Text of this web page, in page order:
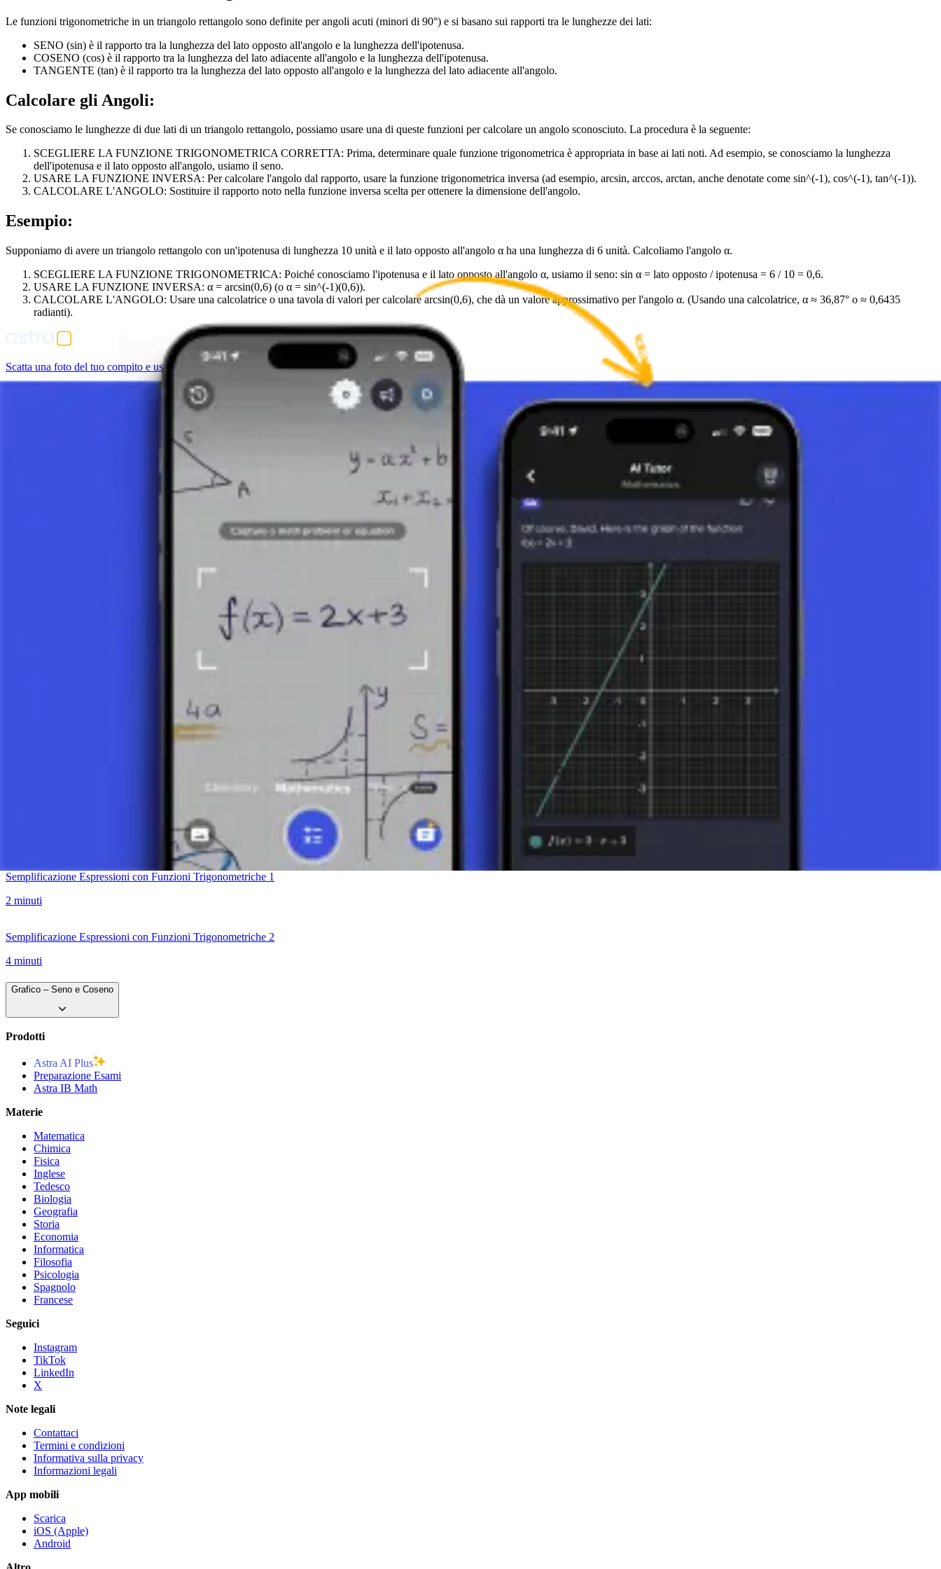
Le funzioni trigonometriche in un triangolo rettangolo sono definite per angoli acuti (minori di 90°) e si basano sui rapporti tra le lunghezze dei lati:
SENO (sin) è il rapporto tra la lunghezza del lato opposto all'angolo e la lunghezza dell'ipotenusa.
COSENO (cos) è il rapporto tra la lunghezza del lato adiacente all'angolo e la lunghezza dell'ipotenusa.
TANGENTE (tan) è il rapporto tra la lunghezza del lato opposto all'angolo e la lunghezza del lato adiacente all'angolo.
Calcolare gli Angoli:
Se conosciamo le lunghezze di due lati di un triangolo rettangolo, possiamo usare una di queste funzioni per calcolare un angolo sconosciuto. La procedura è la seguente:
SCEGLIERE LA FUNZIONE TRIGONOMETRICA CORRETTA: Prima, determinare quale funzione trigonometrica è appropriata in base ai lati noti. Ad esempio, se conosciamo la lunghezza
dell'ipotenusa e il lato opposto all'angolo, usiamo il seno.
USARE LA FUNZIONE INVERSA: Per calcolare l'angolo dal rapporto, usare la funzione trigonometrica inversa (ad esempio, arcsin, arccos, arctan, anche denotate come sin^(-1), cos^(-1), tan^(-1)).
CALCOLARE L'ANGOLO: Sostituire il rapporto noto nella funzione inversa scelta per ottenere la dimensione dell'angolo.
Esempio:
Supponiamo di avere un triangolo rettangolo con un'ipotenusa di lunghezza 10 unità e il lato opposto all'angolo α ha una lunghezza di 6 unità. Calcoliamo l'angolo α.
SCEGLIERE LA FUNZIONE TRIGONOMETRICA: Poiché conosciamo l'ipotenusa e il lato opposto all'angolo α, usiamo il seno: sin α = lato opposto / ipotenusa = 6 / 10 = 0,6.
USARE LA FUNZIONE INVERSA: α = arcsin(0,6) (o α = sin^(-1)(0,6)).
CALCOLARE L'ANGOLO: Usare una calcolatrice o una tavola di valori per calcolare arcsin(0,6), che dà un valore approssimativo per l'angolo α. (Usando una calcolatrice, α ≈ 36,87° o ≈ 0,6435
radianti).
Scatta una foto del tuo compito e usa il tutor AI.
Relazioni tra Funzioni Trigonometriche (Identità Trigonometriche)
Trovare il Valore di un Angolo con Funzioni Trigonometriche - Esercizio 2
Semplificazione Espressioni con Funzioni Trigonometriche 1
2 minuti
Semplificazione Espressioni con Funzioni Trigonometriche 2
4 minuti
Grafico – Seno e Coseno
Prodotti
Astra AI Plus
Preparazione Esami
Astra IB Math
Materie
Matematica
Chimica
Fisica
Inglese
Tedesco
Biologia
Geografia
Storia
Economia
Informatica
Filosofia
Psicologia
Spagnolo
Francese
Seguici
Instagram
TikTok
LinkedIn
X
Note legali
Contattaci
Termini e condizioni
Informativa sulla privacy
Informazioni legali
App mobili
Scarica
iOS (Apple)
Android